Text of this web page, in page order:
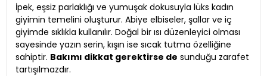
İpek, eşsiz parlaklığı ve yumuşak dokusuyla lüks kadın
giyimin temelini oluşturur. Abiye elbiseler, şallar ve iç
giyimde sıklıkla kullanılır. Doğal bir ısı düzenleyici olması
sayesinde yazın serin, kışın ise sıcak tutma özelliğine
sahiptir. Bakımı dikkat gerektirse de sunduğu zarafet
tartışılmazdır.